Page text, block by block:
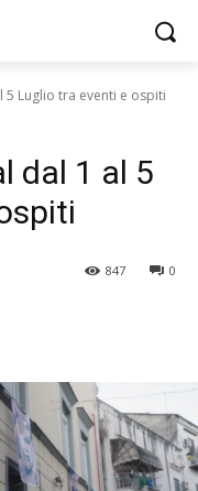
5 Luglio tra eventi e ospiti
dal 1 al 5
0
847